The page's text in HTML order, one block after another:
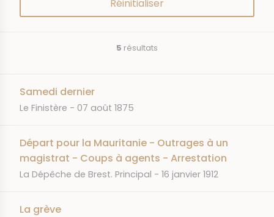
5 résultats
Samedi dernier
JOURNAL
Le Finistère DATE
07 août 1875
Départ pour la Mauritanie - Outrages à un
magistrat - Coups à agents - Arrestation
JOURNAL
La Dépêche de Brest. Principal DATE
16 janvier 1912
La grève